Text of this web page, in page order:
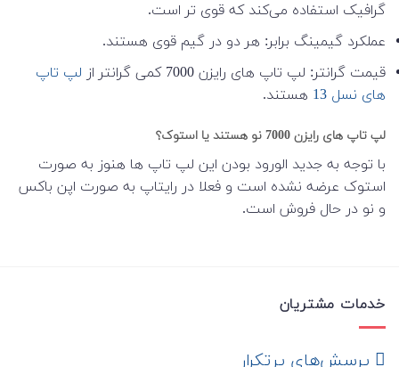
گرافیک استفاده می‌کند که قوی تر است.
عملکرد گیمینگ برابر: هر دو در گیم قوی هستند.
قیمت گرانتر: لپ تاپ های رایزن 7000 کمی گرانتر از
لپ تاپ
های نسل 13
هستند.
لپ تاپ های رایزن 7000 نو هستند یا استوک؟
با توجه به جدید الورود بودن این لپ تاپ ها هنوز به صورت
استوک عرضه نشده است و فعلا در رایتاپ به صورت اپن باکس
و نو در حال فروش است.
خدمات مشتریان
‌ پرسش‌های پرتکرار